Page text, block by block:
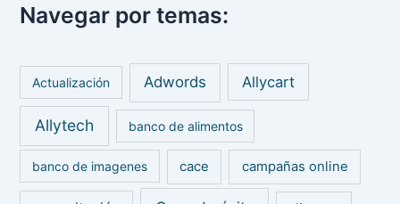
c
p
r
Navegar por temas:
Actualización Adwords Allycart
Allytech banco de alimentos
banco de imagenes cace campañas online